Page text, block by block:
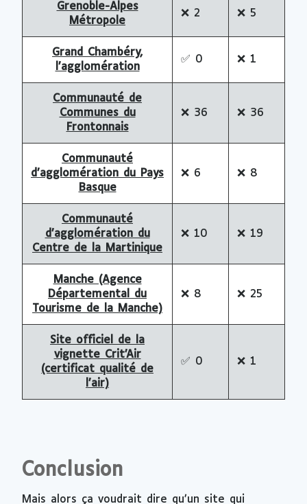
Grenoble-Alpes
Métropole
❌ 2 ❌ 5
Grand Chambéry,
l’agglomération
✅ 0 ❌ 1
Communauté de
Communes du
Frontonnais
❌ 36 ❌ 36
Communauté
d’agglomération du Pays
Basque
❌ 6 ❌ 8
Communauté
d’agglomération du
Centre de la Martinique
❌ 10 ❌ 19
Manche (Agence
Départemental du
Tourisme de la Manche)
❌ 8 ❌ 25
Site officiel de la
vignette Crit’Air
(certificat qualité de
l’air)
✅ 0 ❌ 1
Conclusion
Mais alors ça voudrait dire qu’un site qui